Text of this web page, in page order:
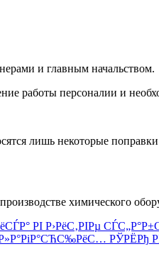
и главным начальством.
работы персоналии и
лишь некоторые
химического
РІ Р›РёС‚РІРµ
РЎРЁРђ